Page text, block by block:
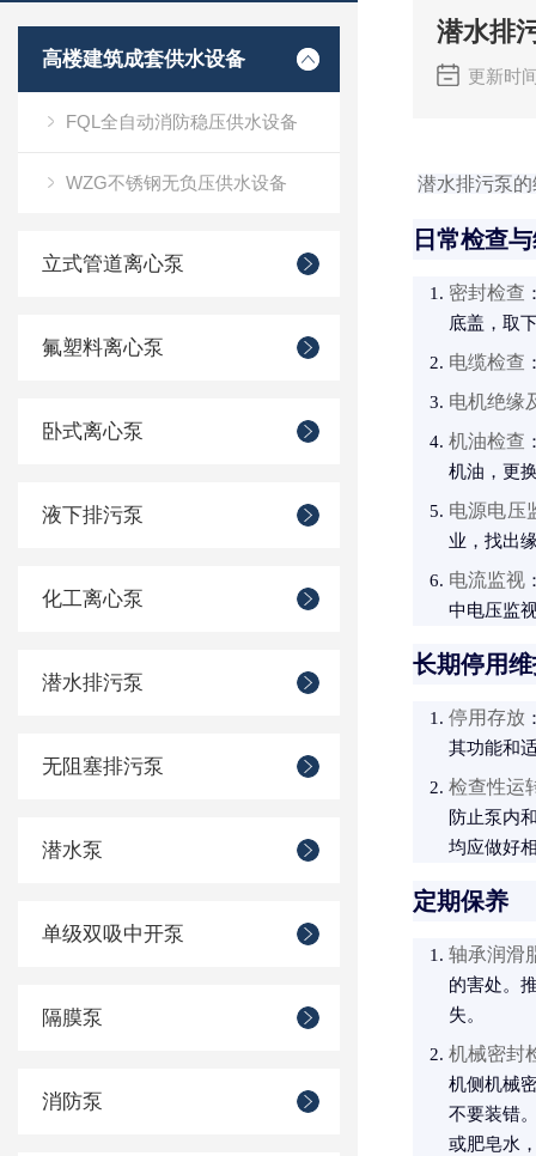
高楼建筑成套供水设备
FQL全自动消防稳压供水设备
WZG不锈钢无负压供水设备
立式管道离心泵
氟塑料离心泵
卧式离心泵
液下排污泵
化工离心泵
潜水排污泵
无阻塞排污泵
潜水泵
单级双吸中开泵
隔膜泵
消防泵
潜水排
更新时
潜水排污泵
日常检查
密封检查
底盖，取
电缆检查
电机绝缘
机油检查
机油，更
电源电压
业，找出
电流监视
中电压监
长期停用
停用存放
其功能和
检查性运
防止泵内
均应做好
定期保养
轴承润滑
的害处。
失。
机械密封
机侧机械
不要装错
或肥皂水